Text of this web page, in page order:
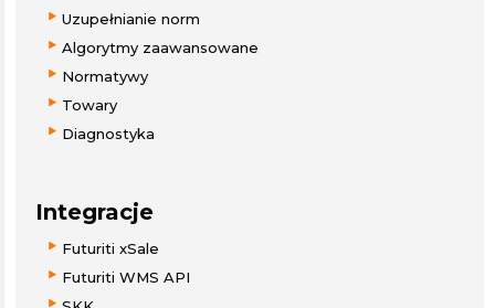
Uzupełnianie norm
Algorytmy zaawansowane
Normatywy
Towary
Diagnostyka
Integracje
Futuriti xSale
Futuriti WMS API